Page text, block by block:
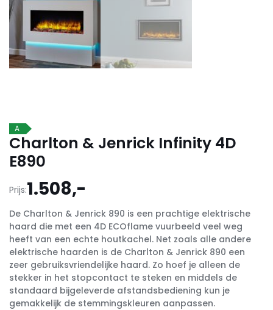
A
Charlton & Jenrick Infinity 4D
E890
Prijs:1.508,-
De Charlton & Jenrick 890 is een prachtige elektrische
haard die met een 4D ECOflame vuurbeeld veel weg
heeft van een echte houtkachel. Net zoals alle andere
elektrische haarden is de Charlton & Jenrick 890 een
zeer gebruiksvriendelijke haard. Zo hoef je alleen de
stekker in het stopcontact te steken en middels de
standaard bijgeleverde afstandsbediening kun je
gemakkelijk de stemmingskleuren aanpassen.